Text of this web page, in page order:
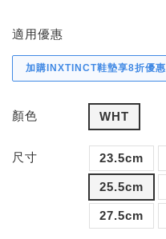
適用優惠
加購INXTINCT鞋墊享8折優惠
顏色 WHT
尺寸 23.5cm
25.5cm
27.5cm